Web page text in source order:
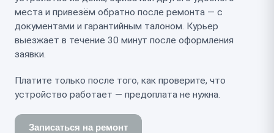
места и привезём обратно после ремонта — с
документами и гарантийным талоном. Курьер
выезжает в течение 30 минут после оформления
заявки.
Платите только после того, как проверите, что
устройство работает — предоплата не нужна.
Записаться на ремонт